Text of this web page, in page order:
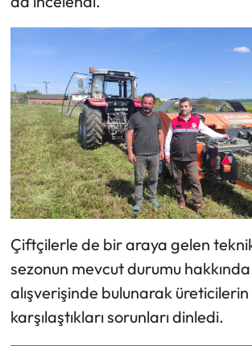
Çiftçilerle de bir araya gelen
sezonun mevcut durumu
alışverişinde bulunarak
karşılaştıkları sorunları dinledi.
Sağlık
Siyaset
Spor
Sungurlu Haberleri
Turizm
Yaşam
Yayla Haber